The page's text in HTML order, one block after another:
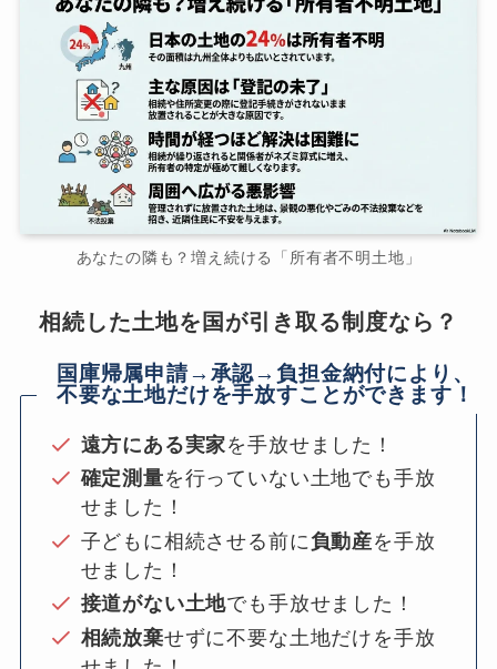
あなたの隣も？増え続ける「所有者不明土地」
相続した土地を国が引き取る制度なら？
国庫帰属申請→承認→負担金納付により、
不要な土地だけを手放すことができます！
遠方にある実家を手放せました！
確定測量を行っていない土地でも手放
せました！
子どもに相続させる前に負動産を手放
せました！
接道がない土地でも手放せました！
相続放棄せずに不要な土地だけを手放